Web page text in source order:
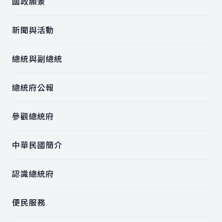
新聞與活動
總統與副總統
總統府公報
參觀總統府
中華民國簡介
認識總統府
便民服務